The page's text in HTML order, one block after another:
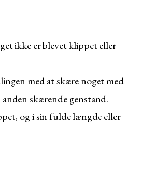
ikke er blevet klippet eller
med at skære noget med
anden skærende genstand.
og i sin fulde længde eller